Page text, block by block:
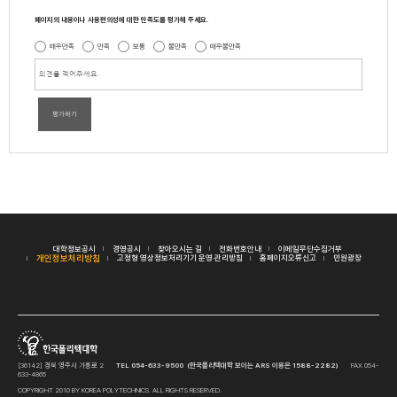
페이지의 내용이나 사용편의성에 대한 만족도를 평가해 주세요.
매우만족 만족 보통 불만족 매우불만족
평가하기
대학정보공시 경영공시 찾아오시는 길 전화번호안내 이메일무단수집거부
개인정보처리방침 고정형 영상정보처리기기 운영·관리방침 홈페이지오류신고 민원광장
[36142] 경북 영주시 가흥로 2 TEL 054-633-9500 (한국폴리텍대학 보이는 ARS 이용은 1588-2282)
FAX 054-
633-4865
COPYRIGHT 2010 BY KOREA POLYTECHNICS. ALL RIGHTS RESERVED.